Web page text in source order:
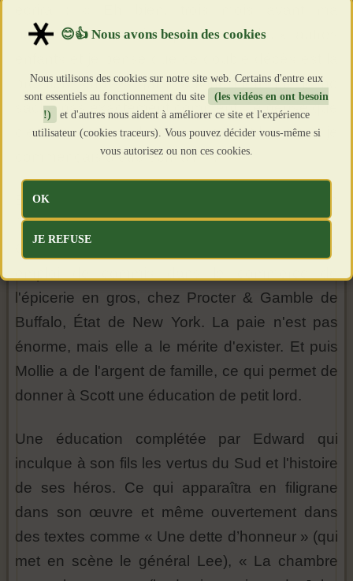
naissance, ma mère perdit ses deux autres
première choses qui m'advint, bien que je ne
sache pas exactement comment. Je pense que
c'est à partir de ce moment-là que je
commençais à être écrivain ».
Edward Fitzgerald, qui de l'avis même de son
fils, va porter toute sa vie la défaite des
l'épicerie en gros, chez Procter & Gamble de
Buffalo, État de New York. La paie n'est pas
énorme, mais elle a le mérite d'exister. Et puis
Mollie a de l'argent de famille, ce qui permet de
donner à Scott une éducation de petit lord.
Une éducation complétée par Edward qui
inculque à son fils les vertus du Sud et l'histoire
de ses héros. Ce qui apparaîtra en filigrane
dans son œuvre et même ouvertement dans
des textes comme « Une dette d’honneur » (qui
met en scène le général Lee), « La chambre
Nous utilisons des cookies sur notre site web. Certains d'entre eux
sont essentiels au fonctionnement du site
(les vidéos en ont besoin
!)
et d'autres nous aident à améliorer ce site et l'expérience
utilisateur (cookies traceurs). Vous pouvez décider vous-même si
vous autorisez ou non ces cookies.
OK
JE REFUSE